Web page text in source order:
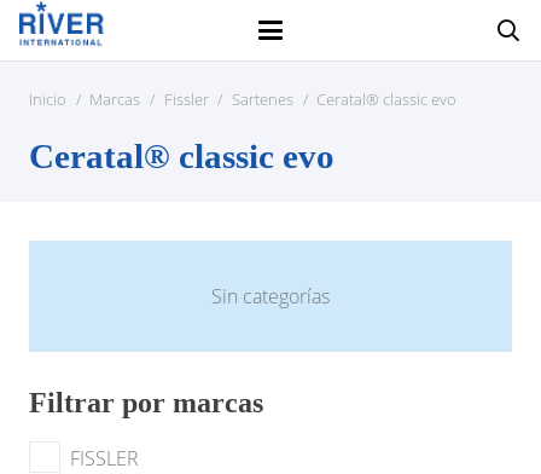
Inicio / Marcas / Fissler / Sartenes / Ceratal® classic evo
Ceratal® classic evo
Sin categorías
Filtrar por marcas
FISSLER